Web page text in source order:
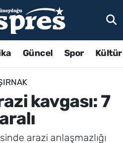
Güncel Spor
kavgası: 7
arazi anlaşmazlığı